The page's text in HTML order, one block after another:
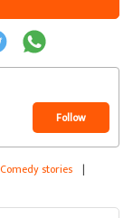
Follow
stories |